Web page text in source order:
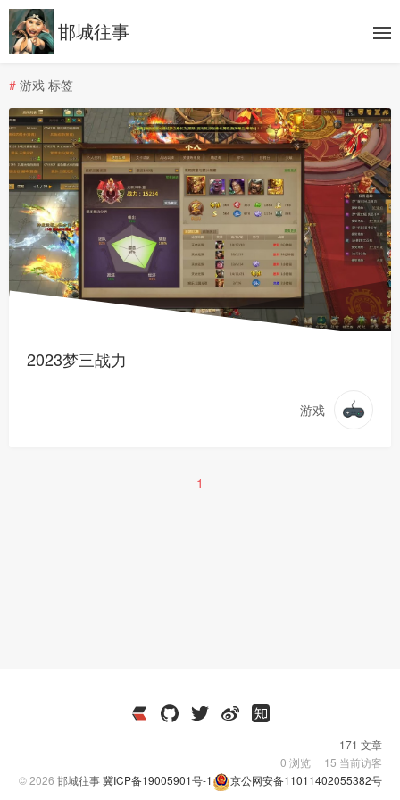
邯城往事
# 游戏 标签
2023梦三战力
游戏
1
171 文章
0 浏览 15 当前访客
© 2026 邯城往事冀ICP备19005901号-1 京公网安备11011402055382号